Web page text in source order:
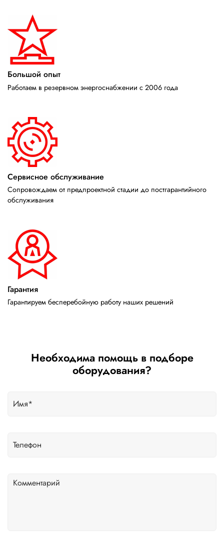
Большой опыт
Работаем в резервном энергоснабжении с 2006 года
Сервисное обслуживание
Сопровождаем от предпроектной стадии до постгарантийного
обслуживания
Гарантия
Гарантируем бесперебойную работу наших решений
Необходима помощь в подборе
оборудования?